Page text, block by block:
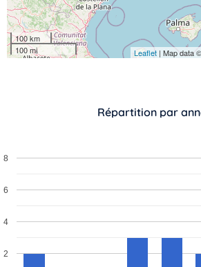
100 km
100 mi
Leaflet | Map data ©
Répartition par
2
4
6
8
Vous n’êtes pas